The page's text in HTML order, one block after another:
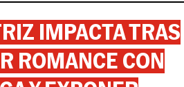
IMPACTA TRAS
ROMANCE CON